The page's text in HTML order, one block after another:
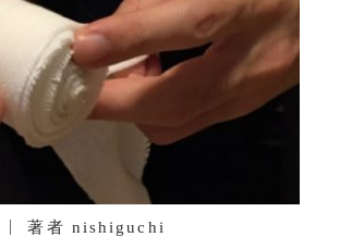
著者 nishiguchi